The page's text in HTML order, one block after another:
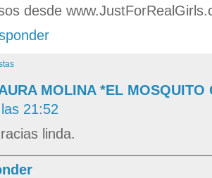
desde
MOLINA *EL MOSQUITO
21:52
linda.